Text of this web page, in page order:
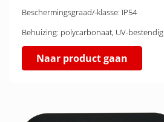
Beschermingsgraad/-klasse: IP54
Behuizing: polycarbonaat, UV-bestendig
Naar product gaan